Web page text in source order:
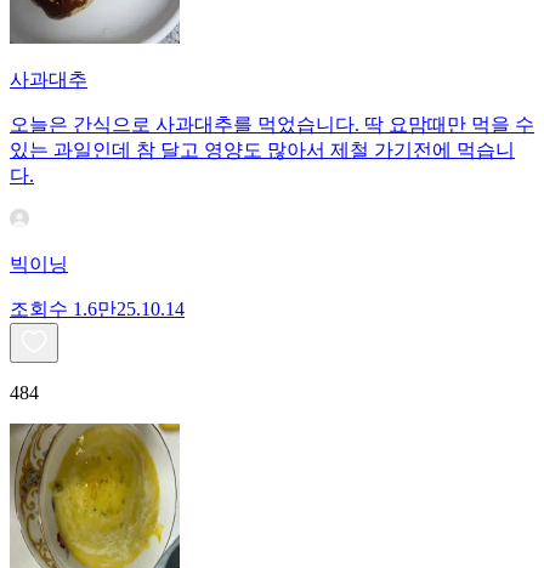
사과대추
오늘은 간식으로 사과대추를 먹었습니다. 딱 요맘때만 먹을 수
있는 과일인데 참 달고 영양도 많아서 제철 가기전에 먹습니
다.
빅이닝
조회수 1.6만25.10.14
484